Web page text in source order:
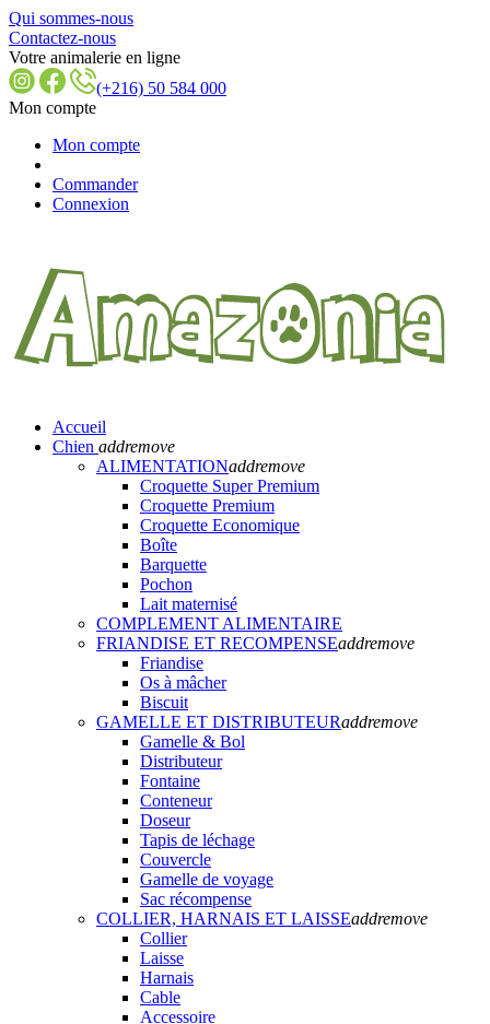
Qui sommes-nous
Contactez-nous
Votre animalerie en ligne
(+216) 50 584 000
Mon compte
Mon compte
Commander
Connexion
Accueil
Chien addremove
ALIMENTATIONaddremove
Croquette Super Premium
Croquette Premium
Croquette Economique
Boîte
Barquette
Pochon
Lait maternisé
COMPLEMENT ALIMENTAIRE
FRIANDISE ET RECOMPENSEaddremove
Friandise
Os à mâcher
Biscuit
GAMELLE ET DISTRIBUTEURaddremove
Gamelle & Bol
Distributeur
Fontaine
Conteneur
Doseur
Tapis de léchage
Couvercle
Gamelle de voyage
Sac récompense
COLLIER, HARNAIS ET LAISSEaddremove
Collier
Laisse
Harnais
Cable
Accessoire